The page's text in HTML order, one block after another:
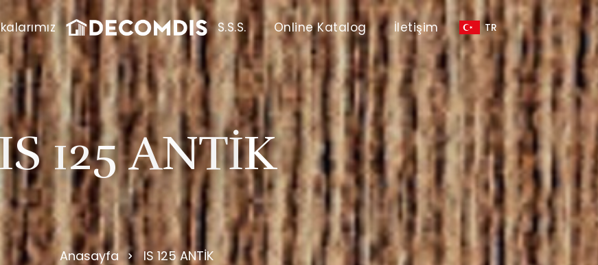
S.S.S. Online Katalog İletişim TR
S125ANTİK
Anasayfa IS 125 ANTİK